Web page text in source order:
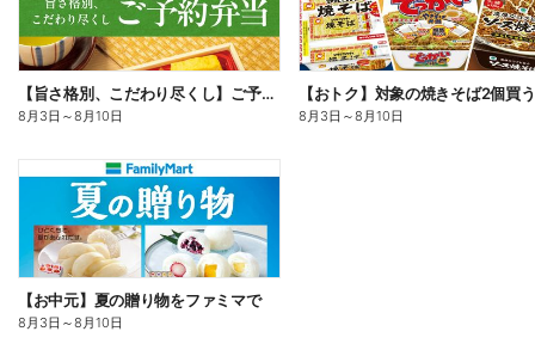
【旨さ格別、こだわり尽くし】ご予約弁当
8月3日 ～8月10日 8月3日 ～8月10日
【お中元】夏の贈り物をファミマで
8月3日 ～8月10日